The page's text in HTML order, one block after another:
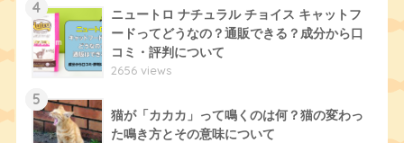
4
ニュートロ ナチュラル チョイス キャットフ
ードってどうなの？通販できる？成分から口
コミ・評判について
2656 views
5
猫が「カカカ」って鳴くのは何？猫の変わっ
た鳴き方とその意味について